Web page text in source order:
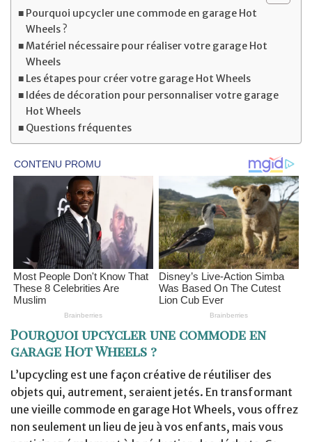
Pourquoi upcycler une commode en garage Hot
Wheels ?
Matériel nécessaire pour réaliser votre garage Hot
Wheels
Les étapes pour créer votre garage Hot Wheels
Idées de décoration pour personnaliser votre garage
Hot Wheels
Questions fréquentes
Pourquoi upcycler une commode en
garage Hot Wheels ?
L’upcycling est une façon créative de réutiliser des
objets qui, autrement, seraient jetés. En transformant
une vieille commode en garage Hot Wheels, vous offrez
non seulement un lieu de jeu à vos enfants, mais vous